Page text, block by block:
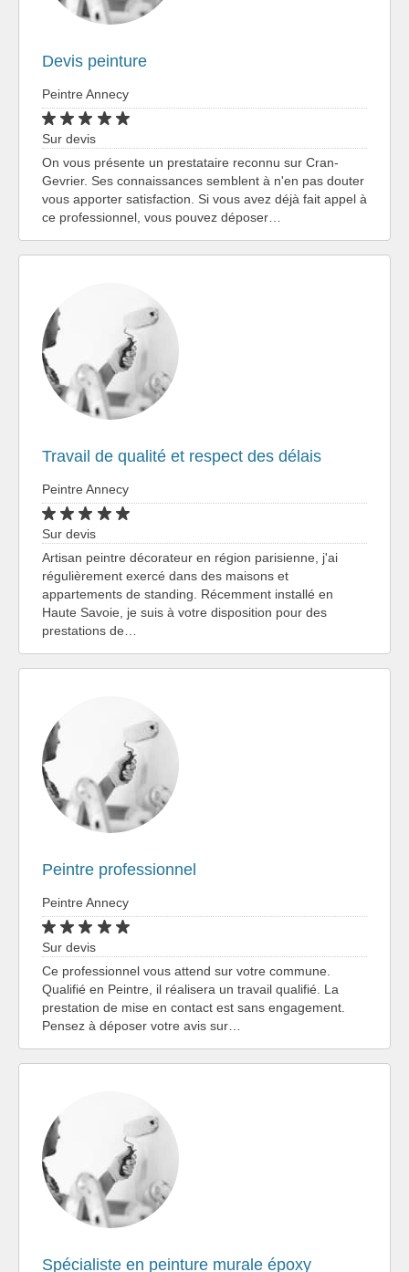
Devis peinture
Peintre Annecy
Sur devis
On vous présente un prestataire reconnu sur Cran-
Gevrier. Ses connaissances semblent à n'en pas douter
vous apporter satisfaction. Si vous avez déjà fait appel à
ce professionnel, vous pouvez déposer…
Travail de qualité et respect des délais
Peintre Annecy
Sur devis
Artisan peintre décorateur en région parisienne, j'ai
régulièrement exercé dans des maisons et
appartements de standing. Récemment installé en
Haute Savoie, je suis à votre disposition pour des
prestations de…
Peintre professionnel
Peintre Annecy
Sur devis
Ce professionnel vous attend sur votre commune.
Qualifié en Peintre, il réalisera un travail qualifié. La
prestation de mise en contact est sans engagement.
Pensez à déposer votre avis sur…
Spécialiste en peinture murale époxy